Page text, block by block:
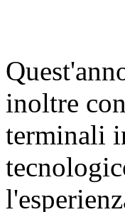
inoltre
terminali